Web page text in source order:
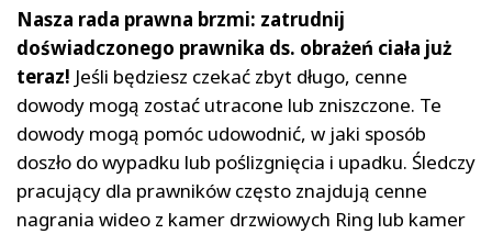
Nasza rada prawna brzmi: zatrudnij
doświadczonego prawnika ds. obrażeń ciała już
teraz! Jeśli będziesz czekać zbyt długo, cenne
dowody mogą zostać utracone lub zniszczone. Te
dowody mogą pomóc udowodnić, w jaki sposób
doszło do wypadku lub poślizgnięcia i upadku. Śledczy
pracujący dla prawników często znajdują cenne
nagrania wideo z kamer drzwiowych Ring lub kamer